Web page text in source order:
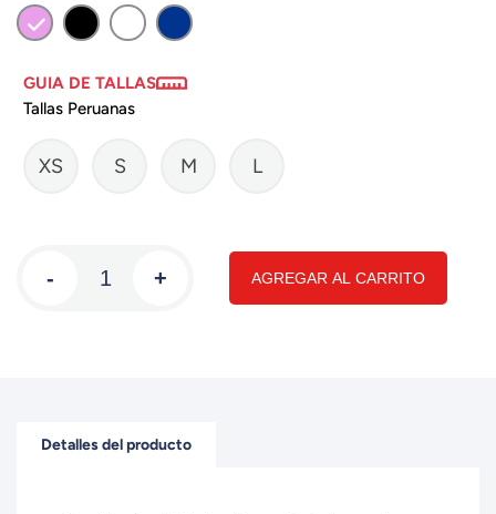
GUIA DE TALLAS
Tallas Peruanas
XS S M L
- + AGREGAR AL CARRITO
Detalles del producto